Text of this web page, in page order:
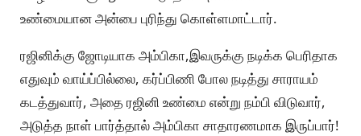
உண்மையான அன்பை புரிந்து கொள்ளமாட்டார்.
ரஜினிக்கு ஜோடியாக அம்பிகா,இவருக்கு நடிக்க பெரிதாக
எதுவும் வாய்ப்பில்லை, கர்ப்பிணி போல நடித்து சாராயம்
கடத்துவார், அதை ரஜினி உண்மை என்று நம்பி விடுவார்,
அடுத்த நாள் பார்த்தால் அம்பிகா சாதாரணமாக இருப்பார்!